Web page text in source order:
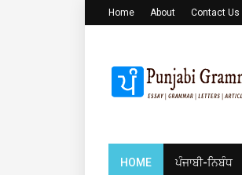
Home About Contact Us
HOME ਪੰਜਾਬੀ-ਨਿਬੰਧ